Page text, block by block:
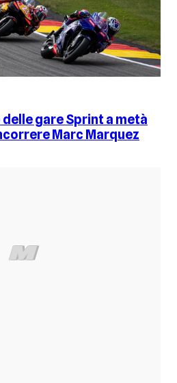
gare Sprint a metà
Marc Marquez